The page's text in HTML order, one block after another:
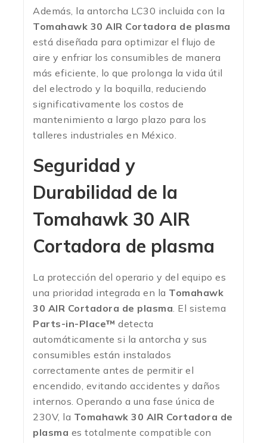
Además, la antorcha LC30 incluida con la
Tomahawk 30 AIR Cortadora de plasma
está diseñada para optimizar el flujo de
aire y enfriar los consumibles de manera
más eficiente, lo que prolonga la vida útil
del electrodo y la boquilla, reduciendo
significativamente los costos de
mantenimiento a largo plazo para los
talleres industriales en México.
Seguridad y
Durabilidad de la
Tomahawk 30 AIR
Cortadora de plasma
La protección del operario y del equipo es
una prioridad integrada en la Tomahawk
30 AIR Cortadora de plasma. El sistema
Parts-in-Place™ detecta
automáticamente si la antorcha y sus
consumibles están instalados
correctamente antes de permitir el
encendido, evitando accidentes y daños
internos. Operando a una fase única de
230V, la Tomahawk 30 AIR Cortadora de
plasma es totalmente compatible con